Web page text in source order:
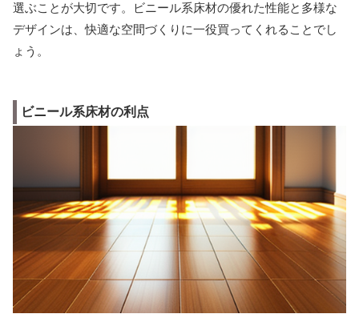
選ぶことが大切です。ビニール系床材の優れた性能と多様な
デザインは、快適な空間づくりに一役買ってくれることでし
ょう。
ビニール系床材の利点